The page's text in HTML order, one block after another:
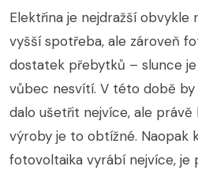
Elektřina je nejdražší obvykle
vyšší spotřeba, ale zároveň
dostatek přebytků – slunce
vůbec nesvítí. V této době
dalo ušetřit nejvíce, ale
výroby je to obtížné. Naopak
fotovoltaika vyrábí nejvíce,